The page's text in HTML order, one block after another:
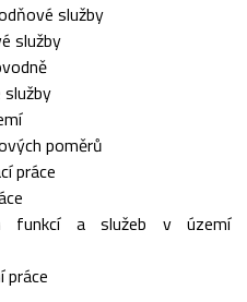
služby
služby
poměrů
práce
funkcí a služeb v území
práce